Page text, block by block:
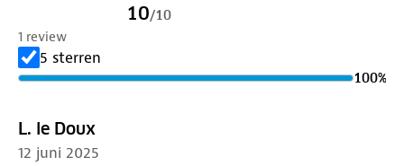
10/10
1 review
5 sterren
100%
L. le Doux
12 juni 2025